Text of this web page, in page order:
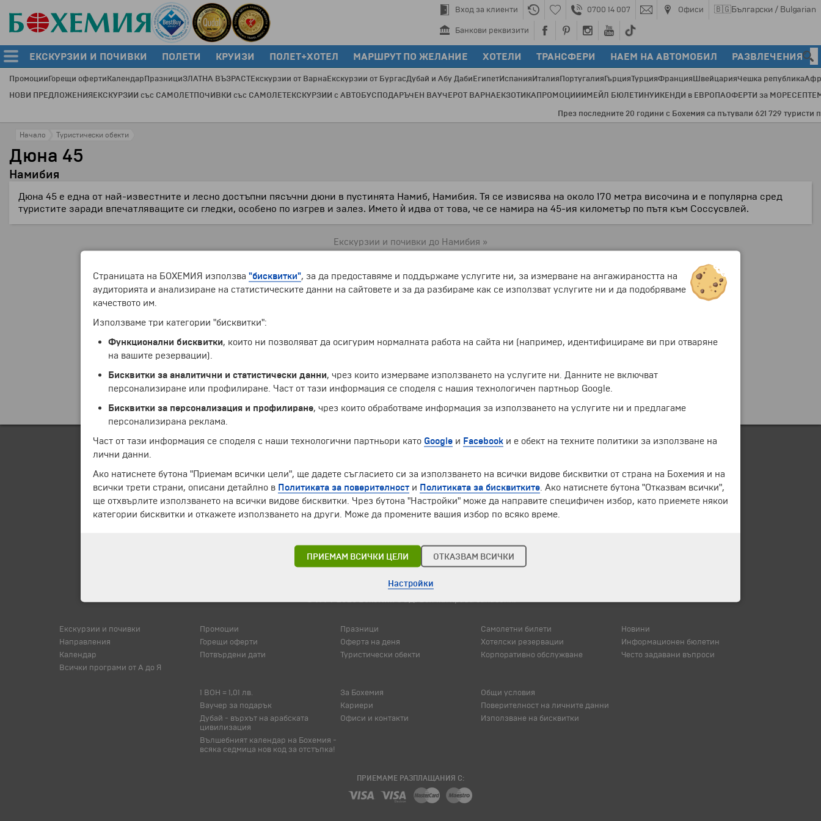
Вход за клиенти 0700 14 007 Офиси 🇧🇬Български / Bulgarian
Банкови реквизити
ЕКСКУРЗИИ И ПОЧИВКИ ПОЛЕТИ КРУИЗИ ПОЛЕТ+ХОТЕЛ МАРШРУТ ПО ЖЕЛАНИЕ ХОТЕЛИ ТРАНСФЕРИ НАЕМ НА АВТОМОБИЛ РАЗВЛЕЧЕНИЯ
ПромоцииГорещи офертиКалендарПразнициЗЛАТНА ВЪЗРАСТЕкскурзии от ВарнаЕкскурзии от БургасДубай и Абу ДабиЕгипетИспанияИталияПортугалияГърцияТурцияФранцияШвейцарияЧешка република
НОВИ ПРЕДЛОЖЕНИЯЕКСКУРЗИИ със САМОЛЕТПОЧИВКИ със САМОЛЕТЕКСКУРЗИИ с АВТОБУСПОДАРЪЧЕН ВАУЧЕРОТ ВАРНАЕКЗОТИКАПРОМОЦИИИМЕЙЛ БЮЛЕТИНУИКЕНДИ в ЕВРОПАОФЕРТИ за МОРЕ
През последните 20 години с Бохемия са пътували 621 729 туристи по
Начало Туристически обекти
Дюна 45
Намибия
Дюна 45 е една от най-известните и лесно достъпни пясъчни дюни в пустинята Намиб, Намибия. Тя се извисява на около 170 метра височина и е популярна сред
туристите заради впечатляващите си гледки, особено по изгрев и залез. Името ѝ идва от това, че се намира на 45-ия километър по пътя към Соссусвлей.
Екскурзии и почивки до Намибия »
ЧЛЕН НА
© 1994-2026 Бохемия ООД.Всички права запазени.
Екскурзии и почивки
Направления
Календар
Всички програми от А до Я
Промоции
Горещи оферти
Потвърдени дати
Празници
Оферта на деня
Туристически обекти
Самолетни билети
Хотелски резервации
Корпоративно обслужване
Новини
Информационен бюлетин
Често задавани въпроси
1 BOH = 1,01 лв.
Ваучер за подарък
Дубай - върхът на арабската
цивилизация
Вълшебният календар на Бохемия -
всяка седмица нов код за отстъпка!
За Бохемия
Кариери
Офиси и контакти
Общи условия
Поверителност на личните данни
Използване на бисквитки
ПРИЕМАМЕ РАЗПЛАЩАНИЯ С:
Страницата на БОХЕМИЯ използва "бисквитки", за да предоставяме и поддържаме услугите ни, за измерване на ангажираността на
аудиторията и анализиране на статистическите данни на сайтовете и за да разбираме как се използват услугите ни и да подобряваме
качеството им.
Използваме три категории "бисквитки":
Функционални бисквитки, които ни позволяват да осигурим нормалната работа на сайта ни (например, идентифицираме ви при отваряне
на вашите резервации).
Бисквитки за аналитични и статистически данни, чрез които измерваме използването на услугите ни. Данните не включват
персонализиране или профилиране. Част от тази информация се споделя с нашия технологичен партньор Google.
Бисквитки за персонализация и профилиране, чрез които обработваме информация за използването на услугите ни и предлагаме
персонализирана реклама.
Част от тази информация се споделя с наши технологични партньори като Google и Facebook и е обект на техните политики за използване на
лични данни.
Ако натиснете бутона "Приемам всички цели", ще дадете съгласието си за използването на всички видове бисквитки от страна на Бохемия и на
всички трети страни, описани детайлно в Политиката за поверителност и Политиката за бисквитките . Ако натиснете бутона "Отказвам всички",
ще отхвърлите използването на всички видове бисквитки. Чрез бутона "Настройки" може да направите специфичен избор, като приемете някои
категории бисквитки и откажете използването на други. Може да промените вашия избор по всяко време.
ПРИЕМАМ ВСИЧКИ ЦЕЛИ ОТКАЗВАМ ВСИЧКИ
Настройки